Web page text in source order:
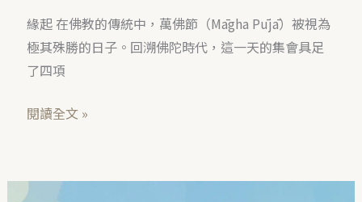
緣起 在佛教的傳統中，萬佛節（Māgha Pūjā）被視為
極其殊勝的日子。回溯佛陀時代，這一天的集會具足
了四項
相
約
2027
閱讀全文 »
泰